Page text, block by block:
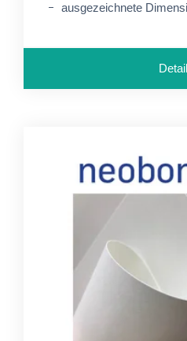
ausgezeichnete